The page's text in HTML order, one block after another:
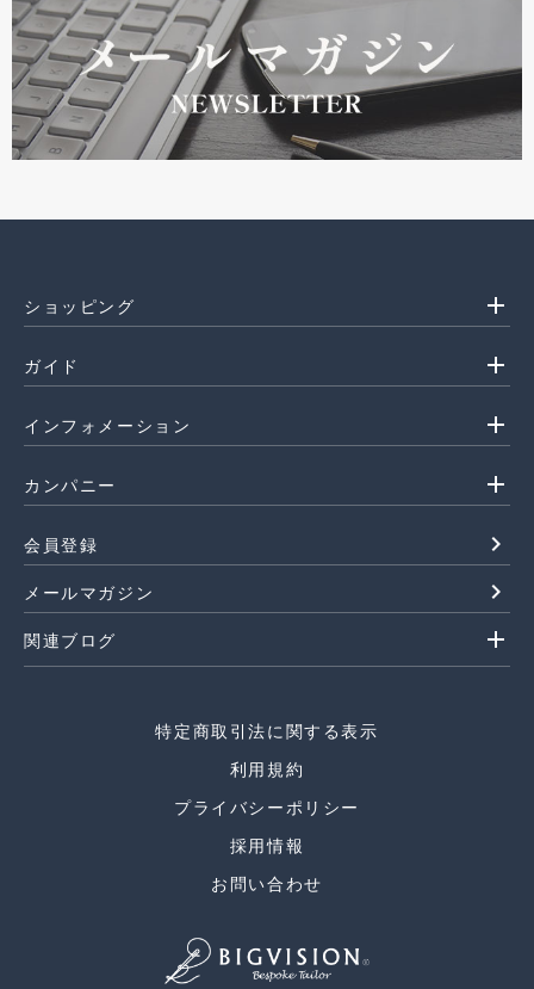
ショッピング add
ガイド add
インフォメーション add
カンパニー add
会員登録 navigate_next
メールマガジン navigate_next
関連ブログ add
特定商取引法に関する表示
利用規約
プライバシーポリシー
採用情報
お問い合わせ